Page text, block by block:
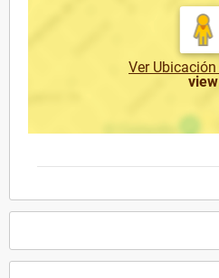
Ver Ubicación
view